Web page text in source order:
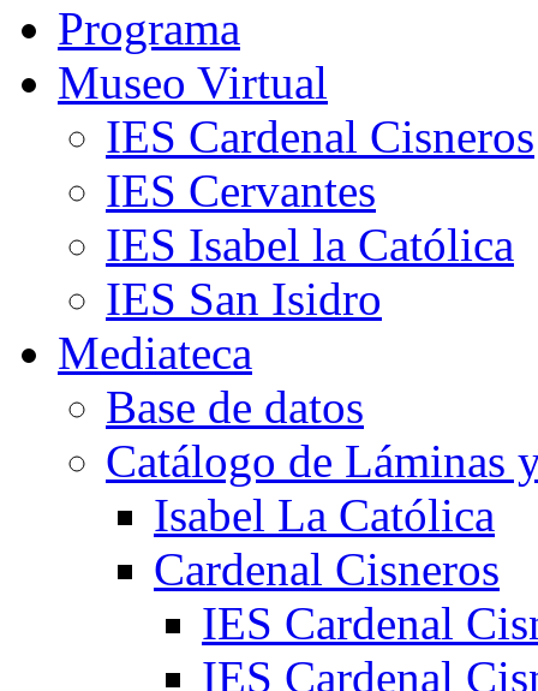
Programa
Museo Virtual
IES Cardenal Cisneros
IES Cervantes
IES Isabel la Católica
IES San Isidro
Mediateca
Base de datos
Catálogo de Láminas
Isabel La Católica
Cardenal Cisneros
IES Cardenal
IES Cardenal